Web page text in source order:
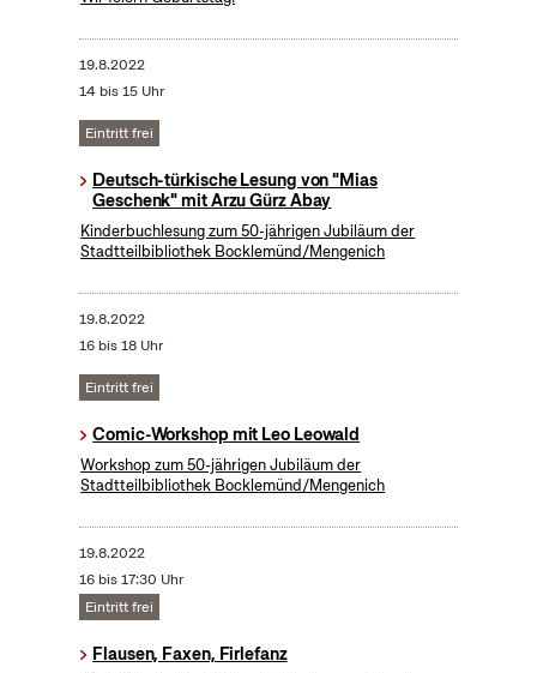
19.8.2022
14 bis 15 Uhr
Eintritt frei
Deutsch-türkische Lesung von "Mias
Geschenk" mit Arzu Gürz Abay
Kinderbuchlesung zum 50-jährigen Jubiläum der
Stadtteilbibliothek Bocklemünd/Mengenich
19.8.2022
16 bis 18 Uhr
Eintritt frei
Comic-Workshop mit Leo Leowald
Workshop zum 50-jährigen Jubiläum der
Stadtteilbibliothek Bocklemünd/Mengenich
19.8.2022
16 bis 17:30 Uhr
Eintritt frei
Flausen, Faxen, Firlefanz